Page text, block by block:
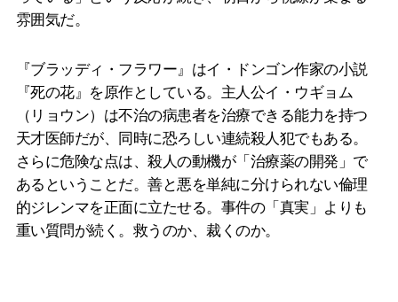
雰囲気だ。
『ブラッディ・フラワー』はイ・ドンゴン作家の小説
『死の花』を原作としている。主人公イ・ウギョム
（リョウン）は不治の病患者を治療できる能力を持つ
天才医師だが、同時に恐ろしい連続殺人犯でもある。
さらに危険な点は、殺人の動機が「治療薬の開発」で
あるということだ。善と悪を単純に分けられない倫理
的ジレンマを正面に立たせる。事件の「真実」よりも
重い質問が続く。救うのか、裁くのか。